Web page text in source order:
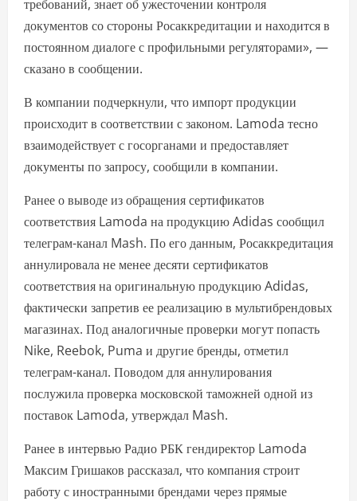
требований, знает об ужесточении контроля
документов со стороны Росаккредитации и находится в
постоянном диалоге с профильными регуляторами», —
сказано в сообщении.
В компании подчеркнули, что импорт продукции
происходит в соответствии с законом. Lamoda тесно
взаимодействует с госорганами и предоставляет
документы по запросу, сообщили в компании.
Ранее о выводе из обращения сертификатов
соответствия Lamoda на продукцию Adidas сообщил
телеграм-канал Mash. По его данным, Росаккредитация
аннулировала не менее десяти сертификатов
соответствия на оригинальную продукцию Adidas,
фактически запретив ее реализацию в мультибрендовых
магазинах. Под аналогичные проверки могут попасть
Nike, Reebok, Puma и другие бренды, отметил
телеграм-канал. Поводом для аннулирования
послужила проверка московской таможней одной из
поставок Lamoda, утверждал Mash.
Ранее в интервью Радио РБК гендиректор Lamoda
Максим Гришаков рассказал, что компания строит
работу с иностранными брендами через прямые